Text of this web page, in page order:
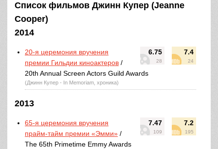
Список фильмов Джинн Купер (Jeanne
Cooper)
2014
6.75
28
7.4
24
20-я церемония вручения
премии Гильдии киноактеров /
20th Annual Screen Actors Guild Awards
(Джинн Купер - In Memoriam, хроника)
2013
7.47
109
7.2
195
65-я церемония вручения
прайм-тайм премии «Эмми» /
The 65th Primetime Emmy Awards